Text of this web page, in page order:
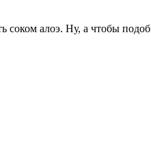
алоэ. Ну, а чтобы